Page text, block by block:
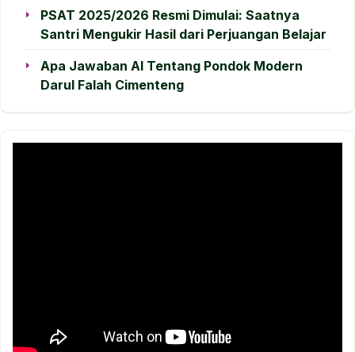
PSAT 2025/2026 Resmi Dimulai: Saatnya
Santri Mengukir Hasil dari Perjuangan Belajar
Apa Jawaban AI Tentang Pondok Modern
Darul Falah Cimenteng